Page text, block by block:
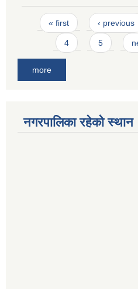
Pages
« first ‹ previous
4 5
more
नगरपालिका रहेको स्थान